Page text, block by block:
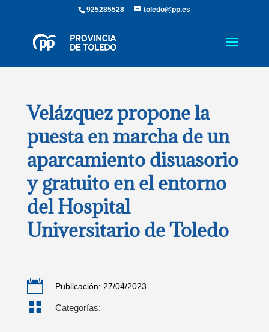
925285528 toledo@pp.es
Velázquez propone la
puesta en marcha de un
aparcamiento disuasorio
y gratuito en el entorno
del Hospital
Universitario de Toledo
 Publicación: 27/04/2023
 Categorías: